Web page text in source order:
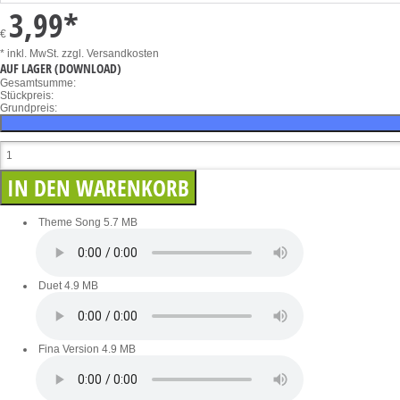
€ 3,99*
* inkl. MwSt. zzgl. Versandkosten
AUF LAGER(DOWNLOAD)
Gesamtsumme:
Stückpreis:
Grundpreis:
Theme Song 5.7 MB
Duet4.9 MB
Fina Version 4.9 MB